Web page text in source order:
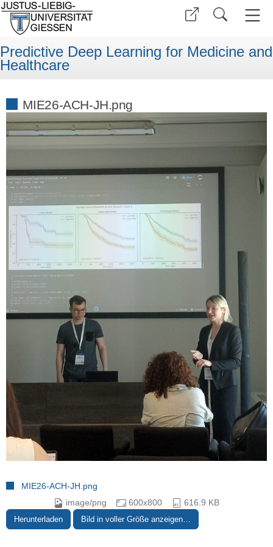
Predictive Deep Learning for Medicine and
Healthcare
MIE26-ACH-JH.png
MIE26-ACH-JH.png
image/png
600x800 616.9 KB
Herunterladen Bild in voller Größe anzeigen…